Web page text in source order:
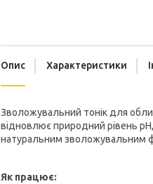
Опис Характеристики
Зволожувальний тонік для
відновлює природний рівень
натуральним зволожувальним
Як працює: